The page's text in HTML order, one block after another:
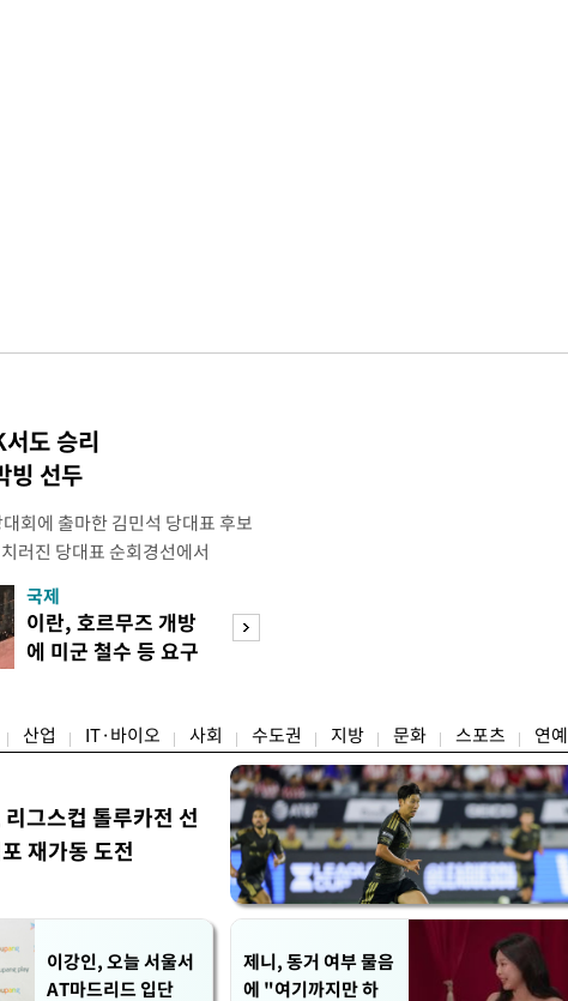
도 승리
선두
회에 출마한 김민석 당대표 후보
러진 당대표 순회경선에서
어 상대 경쟁주자인 정청래 후보
제치고 1위를 차지했다. 전날 제주
김 후보가 앞섰다. 이에 따라 누
서도 김 후보(46.01%)가
국제
이란, 호르무즈 개방
에 미군 철수 등 요구
산업 IT·바이오 사회 수도권 지방 문화 스포츠 연예
그스컵 톨루카전 선
재가동 도전
이강인, 오늘 서울서
AT마드리드 입단
제니, 동거 여부 물음
에 "여기까지만 하